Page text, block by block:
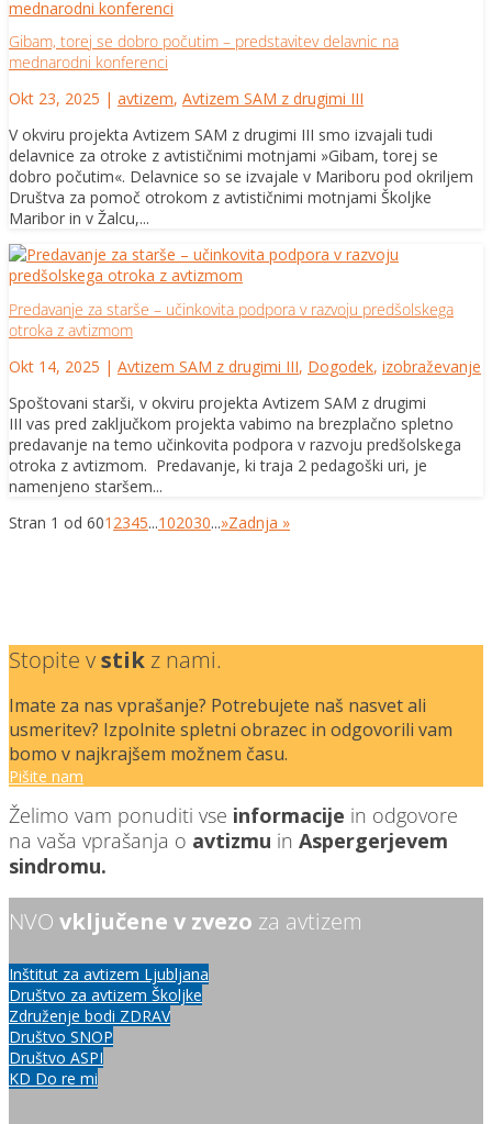
Gibam, torej se dobro počutim – predstavitev delavnic na
mednarodni konferenci
Okt 23, 2025 | avtizem, Avtizem SAM z drugimi III
V okviru projekta Avtizem SAM z drugimi III smo izvajali tudi
delavnice za otroke z avtističnimi motnjami »Gibam, torej se
dobro počutim«. Delavnice so se izvajale v Mariboru pod okriljem
Društva za pomoč otrokom z avtističnimi motnjami Školjke
Maribor in v Žalcu,...
Predavanje za starše – učinkovita podpora v razvoju predšolskega
otroka z avtizmom
Okt 14, 2025 | Avtizem SAM z drugimi III, Dogodek, izobraževanje
Spoštovani starši, v okviru projekta Avtizem SAM z drugimi
III vas pred zaključkom projekta vabimo na brezplačno spletno
predavanje na temo učinkovita podpora v razvoju predšolskega
otroka z avtizmom. Predavanje, ki traja 2 pedagoški uri, je
namenjeno staršem...
Stran 1 od 601 2345...102030...»Zadnja »
Stopite vstikz nami.
Imate za nas vprašanje? Potrebujete naš nasvet ali
usmeritev? Izpolnite spletni obrazec in odgovorili vam
bomo v najkrajšem možnem času.
Pišite nam
Želimo vam ponuditi vse informacije in odgovore
na vaša vprašanja o avtizmu in Aspergerjevem
sindromu.
NVO vključene v zvezo za avtizem
Inštitut za avtizem Ljubljana
Društvo za avtizem Školjke
Združenje bodi ZDRAV
Društvo SNOP
Društvo ASPI
KD Do re mi